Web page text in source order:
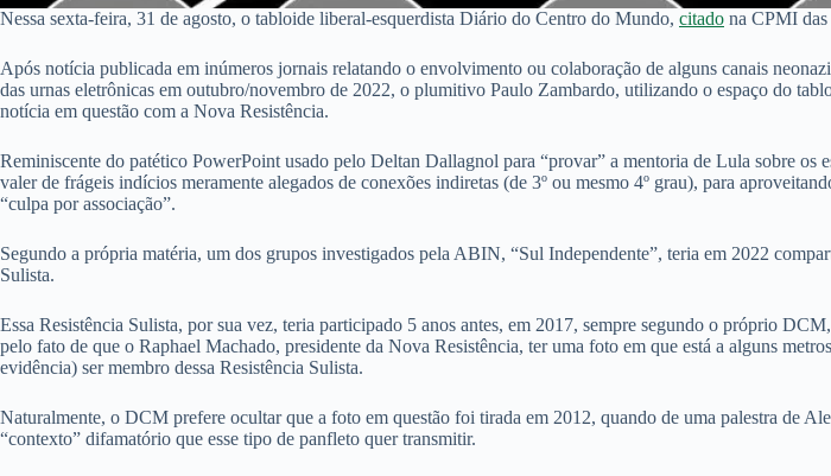
Nessa sexta-feira, 31 de agosto, o tabloide liberal-esquerdista Diário do Centro do Mundo, citado na CPMI das
Após notícia publicada em inúmeros jornais relatando o envolvimento ou colaboração de alguns canais
das urnas eletrônicas em outubro/novembro de 2022, o plumitivo Paulo Zambardo, utilizando o espaço do
notícia em questão com a Nova Resistência.
Reminiscente do patético PowerPoint usado pelo Deltan Dallagnol para “provar” a mentoria de Lula sobre os
valer de frágeis indícios meramente alegados de conexões indiretas (de 3º ou mesmo 4º grau), para
“culpa por associação”.
Segundo a própria matéria, um dos grupos investigados pela ABIN, “Sul Independente”, teria em 2022
Sulista.
Essa Resistência Sulista, por sua vez, teria participado 5 anos antes, em 2017, sempre segundo o próprio
pelo fato de que o Raphael Machado, presidente da Nova Resistência, ter uma foto em que está a alguns
evidência) ser membro dessa Resistência Sulista.
Naturalmente, o DCM prefere ocultar que a foto em questão foi tirada em 2012, quando de uma palestra de
“contexto” difamatório que esse tipo de panfleto quer transmitir.